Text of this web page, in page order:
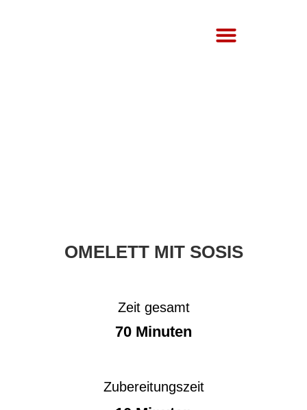
OMELETT MIT SOSIS
Zeit gesamt
70 Minuten
Zubereitungszeit